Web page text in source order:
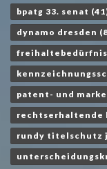
bpatg 33. senat
dynamo dresden
patent- und
rechtserhaltende
rundy titelschutz